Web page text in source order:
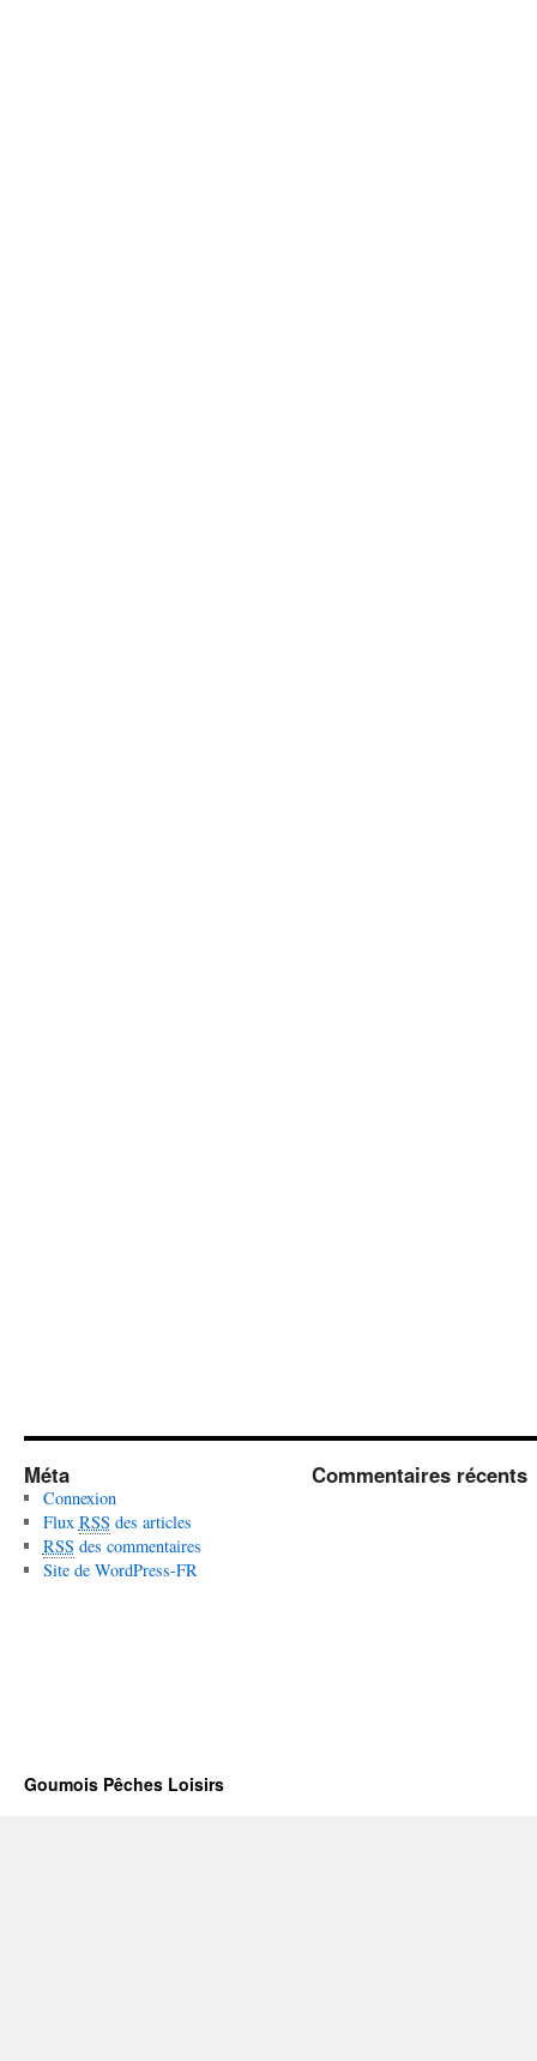
Méta
Connexion
Flux RSS des articles
RSS des commentaires
Site de WordPress-FR
Commentaires récents
Goumois Pêches Loisirs